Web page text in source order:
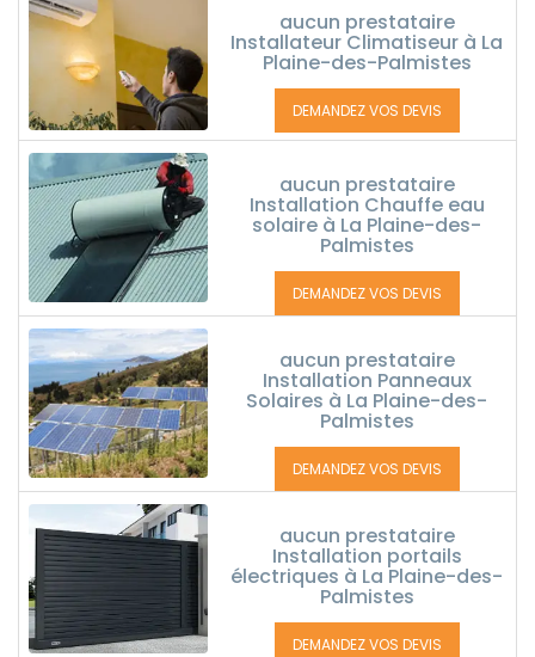
aucun prestataire
Installateur Climatiseur à La
Plaine-des-Palmistes
DEMANDEZ VOS DEVIS
aucun prestataire
Installation Chauffe eau
solaire à La Plaine-des-
Palmistes
DEMANDEZ VOS DEVIS
aucun prestataire
Installation Panneaux
Solaires à La Plaine-des-
Palmistes
DEMANDEZ VOS DEVIS
aucun prestataire
Installation portails
électriques à La Plaine-des-
Palmistes
DEMANDEZ VOS DEVIS